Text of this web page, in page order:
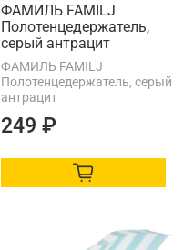
ФАМИЛЬ FAMILJ
Полотенцедержатель,
серый антрацит
ФАМИЛЬ FAMILJ
Полотенцедержатель, серый
антрацит
249 ₽